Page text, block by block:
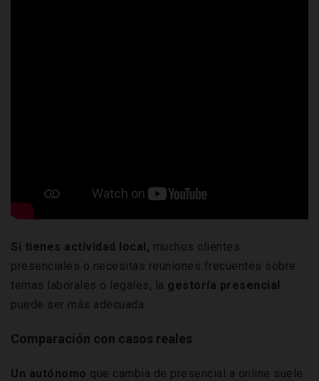
Si tienes actividad local, muchos clientes
presenciales o necesitas reuniones frecuentes sobre
temas laborales o legales, la gestoría presencial
puede ser más adecuada.
Comparación con casos reales
Un autónomo que cambia de presencial a online suele